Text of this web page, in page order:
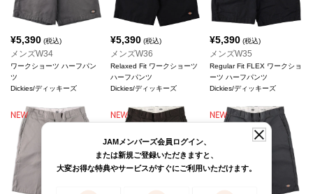
¥5,390 (税込)
メンズW34
ワークショーツ ハーフパン
ツ
Dickies/ディッキーズ
¥5,390(税込)
メンズW36
Relaxed Fit ワークショーツ
ハーフパンツ
Dickies/ディッキーズ
¥5,390 (税込)
メンズW35
Regular Fit FLEX ワークショ
ーツ ハーフパンツ
Dickies/ディッキーズ
JAMメンバーズ会員ログイン、
または新規ご登録いただきますと、
大変お得な特典やサービスがすぐにご利用いただけます。